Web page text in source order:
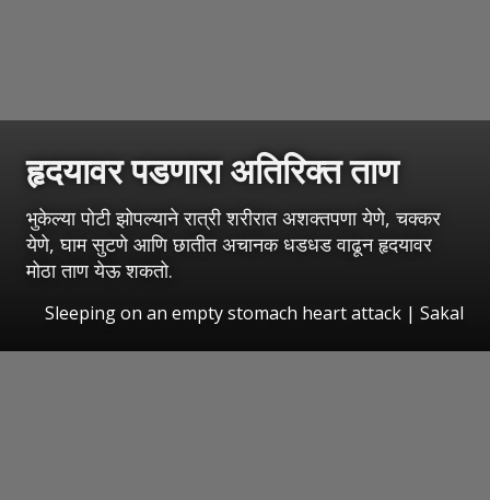
हृदयावर पडणारा अतिरिक्त ताण
भुकेल्या पोटी झोपल्याने रात्री शरीरात अशक्तपणा येणे, चक्कर
येणे, घाम सुटणे आणि छातीत अचानक धडधड वाढून हृदयावर
मोठा ताण येऊ शकतो.
Sleeping on an empty stomach heart attack | Sakal